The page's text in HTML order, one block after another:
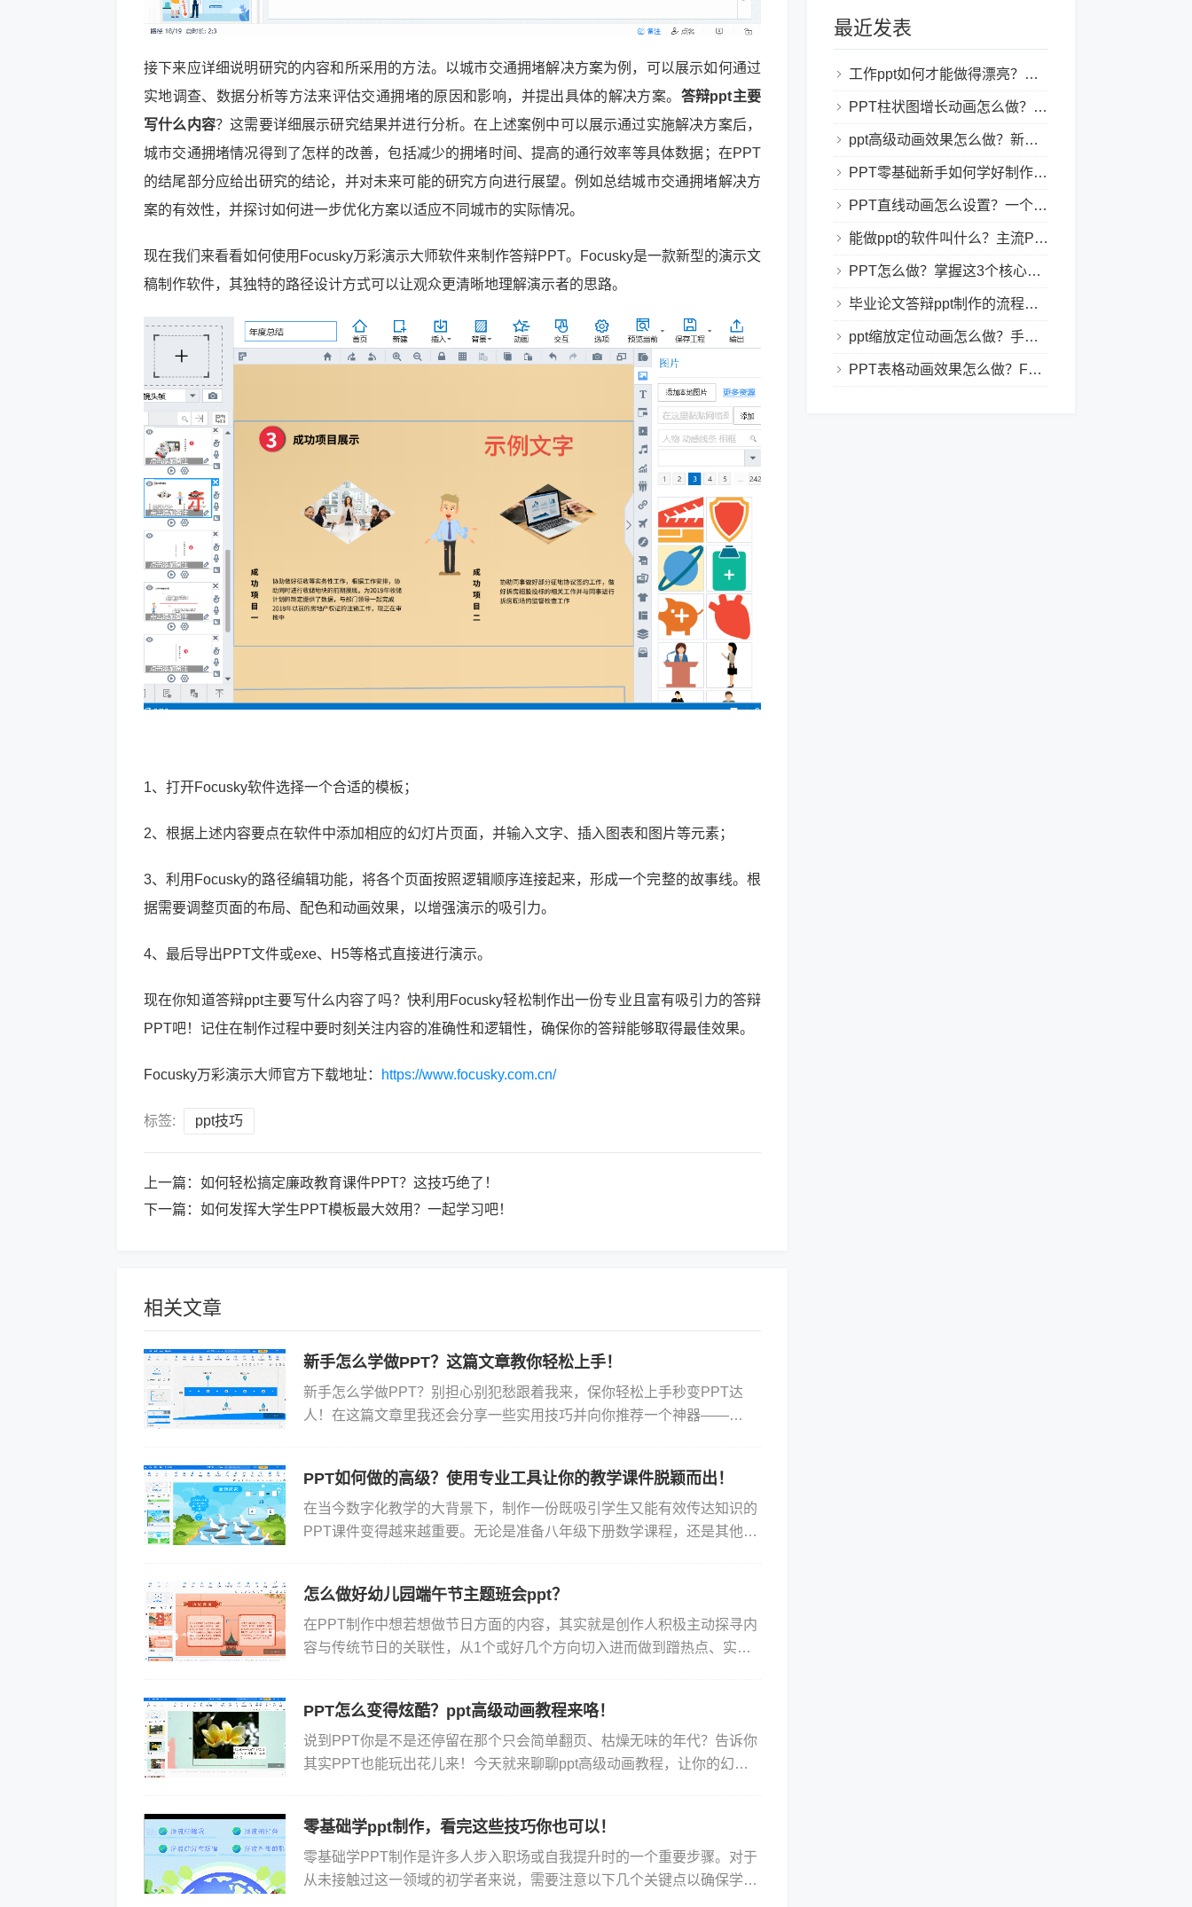
接下来应详细说明研究的内容和所采用的方法。以城市交通拥堵解决方案为例，可以展示如何通过
实地调查、数据分析等方法来评估交通拥堵的原因和影响，并提出具体的解决方案。 答辩ppt主要
写什么内容？这需要详细展示研究结果并进行分析。在上述案例中可以展示通过实施解决方案后，
城市交通拥堵情况得到了怎样的改善，包括减少的拥堵时间、提高的通行效率等具体数据；在PPT
的结尾部分应给出研究的结论，并对未来可能的研究方向进行展望。例如总结城市交通拥堵解决方
案的有效性，并探讨如何进一步优化方案以适应不同城市的实际情况。
现在我们来看看如何使用Focusky万彩演示大师软件来制作答辩PPT。Focusky是一款新型的演示文
稿制作软件，其独特的路径设计方式可以让观众更清晰地理解演示者的思路。
1、打开Focusky软件选择一个合适的模板；
2、根据上述内容要点在软件中添加相应的幻灯片页面，并输入文字、插入图表和图片等元素；
3、利用Focusky的路径编辑功能，将各个页面按照逻辑顺序连接起来，形成一个完整的故事线。根
据需要调整页面的布局、配色和动画效果，以增强演示的吸引力。
4、最后导出PPT文件或exe、H5等格式直接进行演示。
现在你知道答辩ppt主要写什么内容了吗？快利用Focusky轻松制作出一份专业且富有吸引力的答辩
PPT吧！记住在制作过程中要时刻关注内容的准确性和逻辑性，确保你的答辩能够取得最佳效果。
Focusky万彩演示大师官方下载地址： https://www.focusky.com.cn/
标签: ppt技巧
上一篇： 如何轻松搞定廉政教育课件PPT？这技巧绝了！
下一篇： 如何发挥大学生PPT模板最大效用？一起学习吧！
相关文章
新手怎么学做PPT？这篇文章教你轻松上手！
新手怎么学做PPT？别担心别犯愁跟着我来，保你轻松上手秒变PPT达
人！在这篇文章里我还会分享一些实用技巧并向你推荐一个神器——
PPT如何做的高级？使用专业工具让你的教学课件脱颖而出！
在当今数字化教学的大背景下，制作一份既吸引学生又能有效传达知识的
PPT课件变得越来越重要。无论是准备八年级下册数学课程，还是其他学
怎么做好幼儿园端午节主题班会ppt？
在PPT制作中想若想做节日方面的内容，其实就是创作人积极主动探寻内
容与传统节日的关联性，从1个或好几个方向切入进而做到蹭热点、实现
PPT怎么变得炫酷？ppt高级动画教程来咯！
说到PPT你是不是还停留在那个只会简单翻页、枯燥无味的年代？告诉你
其实PPT也能玩出花儿来！今天就来聊聊ppt高级动画教程，让你的幻灯
零基础学ppt制作，看完这些技巧你也可以！
零基础学PPT制作是许多人步入职场或自我提升时的一个重要步骤。对于
从未接触过这一领域的初学者来说，需要注意以下几个关键点以确保学习
最近发表
工作ppt如何才能做得漂亮？职场PPT美化与制作技巧
PPT柱状图增长动画怎么做？实用的ppt技巧分享给你！
ppt高级动画效果怎么做？新手也能学会的亮眼PPT动画指南
PPT零基础新手如何学好制作PPT？新手入门全攻略
PPT直线动画怎么设置？一个简单的设置技巧
能做ppt的软件叫什么？主流PPT制作软件盘点与选型指南
PPT怎么做？掌握这3个核心制作方法与技巧，新手也能变大神！
毕业论文答辩ppt制作的流程是怎样的？新手零门槛指南
ppt缩放定位动画怎么做？手把手教程，小白也能学会做动态PPT
PPT表格动画效果怎么做？Focusky让你的演示更独特！